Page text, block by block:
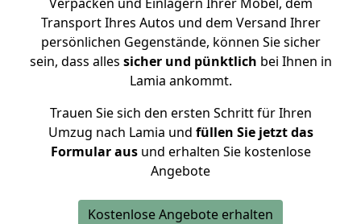
Transport Ihres Autos und dem Versand Ihrer
persönlichen Gegenstände, können Sie sicher
sein, dass alles sicher und pünktlich bei Ihnen in
Lamia ankommt.
Trauen Sie sich den ersten Schritt für Ihren
Umzug nach Lamia und füllen Sie jetzt das
Formular ausund erhalten Sie kostenlose
Angebote
Kostenlose Angebote erhalten